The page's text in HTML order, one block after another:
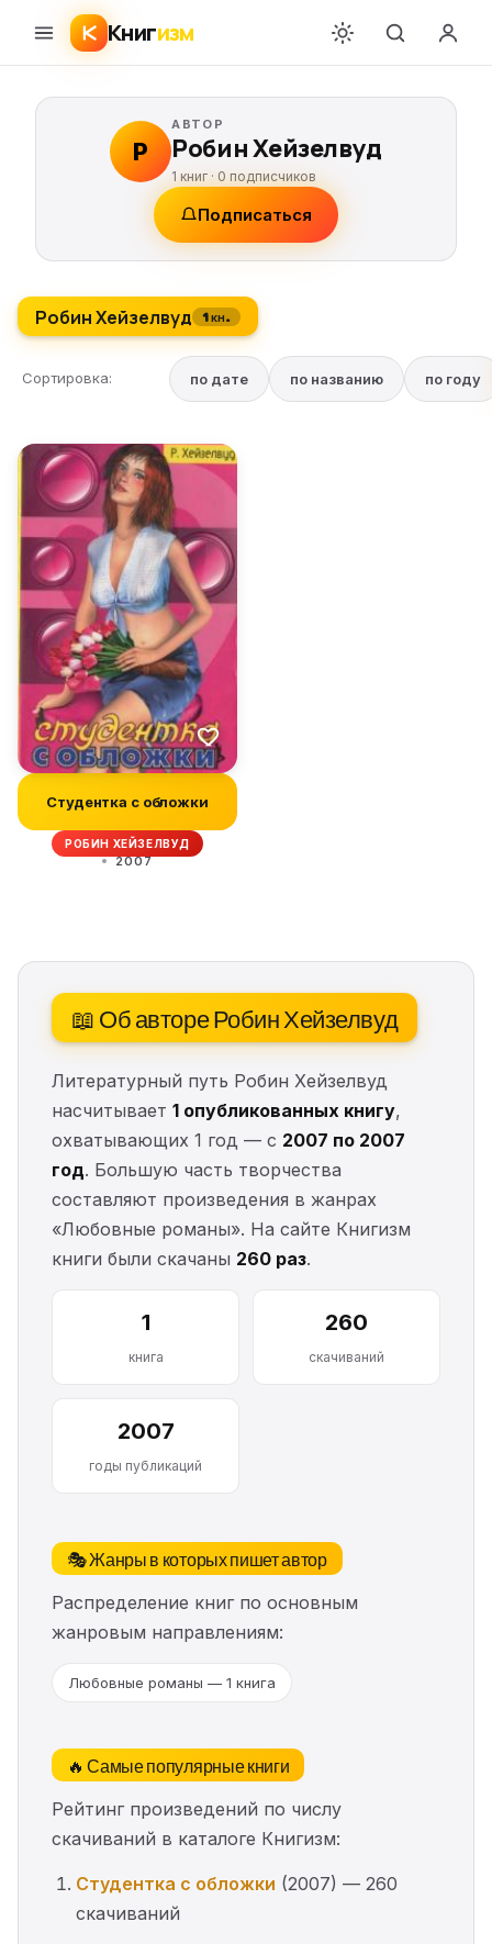
Книгизм
Р
АВТОР
Робин Хейзелвуд
1 книг ·0 подписчиков
Подписаться
Робин Хейзелвуд 1 кн.
Сортировка: по дате по названию по году
Студентка с обложки
РОБИН ХЕЙЗЕЛВУД
2007
📖 Об авторе Робин Хейзелвуд
Литературный путь Робин Хейзелвуд
насчитывает 1 опубликованных книгу,
охватывающих 1 год — с 2007 по 2007
год. Большую часть творчества
составляют произведения в жанрах
«Любовные романы». На сайте Книгизм
книги были скачаны 260 раз.
1
книга
260
скачиваний
2007
годы публикаций
🎭 Жанры в которых пишет автор
Распределение книг по основным
жанровым направлениям:
Любовные романы — 1 книга
🔥 Самые популярные книги
Рейтинг произведений по числу
скачиваний в каталоге Книгизм:
Студентка с обложки (2007) — 260
скачиваний